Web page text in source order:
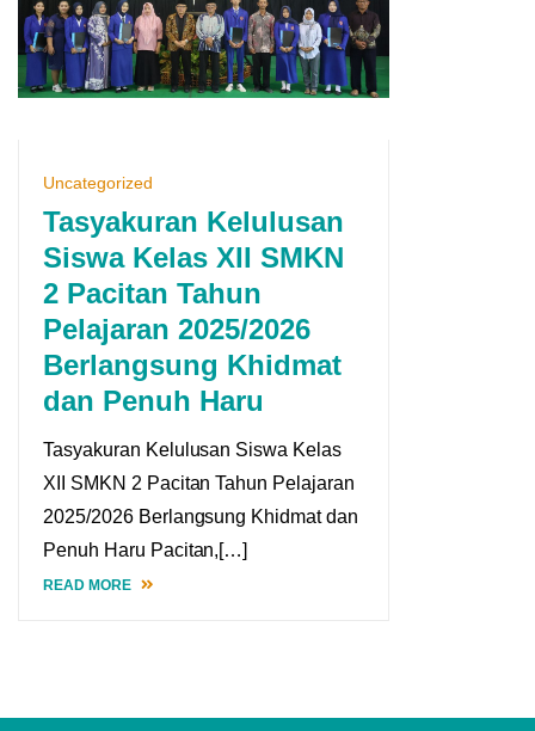
Uncategorized
Tasyakuran Kelulusan
Siswa Kelas XII SMKN
2 Pacitan Tahun
Pelajaran 2025/2026
Berlangsung Khidmat
dan Penuh Haru
Tasyakuran Kelulusan Siswa Kelas
XII SMKN 2 Pacitan Tahun Pelajaran
2025/2026 Berlangsung Khidmat dan
Penuh Haru Pacitan,[…]
READ MORE